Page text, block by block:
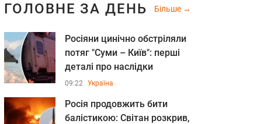
ГОЛОВНЕ ЗА ДЕНЬ Більше
Росіяни цинічно обстріляли
потяг "Суми – Київ": перші
деталі про наслідки
09:22 Україна
Росія продовжить бити
балістикою: Світан розкрив,